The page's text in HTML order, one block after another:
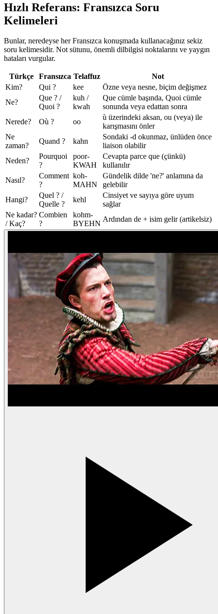
Hızlı Referans: Fransızca Soru
Kelimeleri
Bunlar, neredeyse her Fransızca konuşmada kullanacağınız sekiz
soru kelimesidir. Not sütunu, önemli dilbilgisi noktalarını ve yaygın
hataları vurgular.
Türkçe Fransızca Telaffuz
Not
Kim?
Qui ? kee
Özne veya nesne, biçim değişmez
Ne?
Que ? /
Quoi ?
kuh /
kwah
Que cümle başında, Quoi cümle
sonunda veya edattan sonra
Nerede?
Où ? oo
ù üzerindeki aksan, ou (veya) ile
karışmasını önler
Ne
zaman?
Quand ? kahn
Sondaki -d okunmaz, ünlüden önce
liaison olabilir
Neden?
Pourquoi
?
poor-
KWAH
Cevapta parce que (çünkü)
kullanılır
Nasıl?
Comment
?
koh-
MAHN
Gündelik dilde 'ne?' anlamına da
gelebilir
Hangi?
Quel ? /
Quelle ?
kehl
Cinsiyet ve sayıya göre uyum
sağlar
Ne kadar?
/ Kaç?
Combien
?
kohm-
BYEHN
Ardından de + isim gelir (artikelsiz)